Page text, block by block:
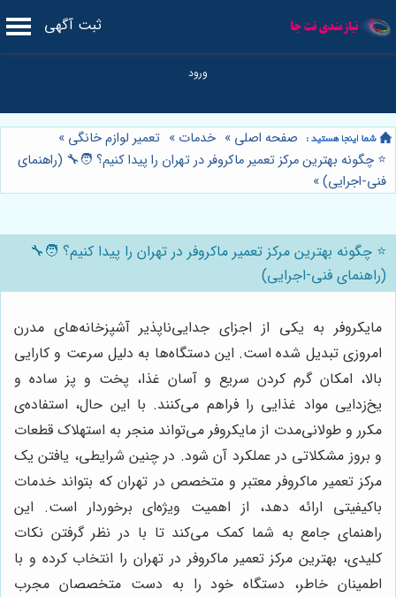
ثبت آگهی
صفحه اصلی » خدمات » تعمیر لوازم خانگی »
⭐️ چگونه بهترین مرکز تعمیر ماکروفر در تهران را پیدا کنیم؟ 🧑‍🔧 (راهنمای
فنی-اجرایی)»
⭐️ چگونه بهترین مرکز تعمیر ماکروفر در تهران را پیدا کنیم؟ 🧑‍🔧
(راهنمای فنی-اجرایی)
مایکروفر به یکی از اجزای جدایی‌ناپذیر آشپزخانه‌های مدرن
امروزی تبدیل شده است. این دستگاه‌ها به دلیل سرعت و کارایی
بالا، امکان گرم کردن سریع و آسان غذا، پخت و پز ساده و
یخ‌زدایی مواد غذایی را فراهم می‌کنند. با این حال، استفاده‌ی
مکرر و طولانی‌مدت از مایکروفر می‌تواند منجر به استهلاک قطعات
و بروز مشکلاتی در عملکرد آن شود. در چنین شرایطی، یافتن یک
مرکز تعمیر ماکروفر معتبر و متخصص در تهران که بتواند خدمات
باکیفیتی ارائه دهد، از اهمیت ویژه‌ای برخوردار است. این
راهنمای جامع به شما کمک می‌کند تا با در نظر گرفتن نکات
کلیدی، بهترین مرکز تعمیر ماکروفر در تهران را انتخاب کرده و با
اطمینان خاطر، دستگاه خود را به دست متخصصان مجرب